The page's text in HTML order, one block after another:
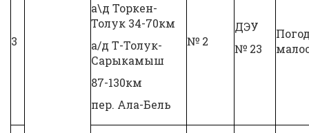
3
а\д Торкен-
Толук 34-70км
а/д Т-Толук-
Сарыкамыш
87-130км
пер. Ала-Бель
№ 2
ДЭУ
№ 23